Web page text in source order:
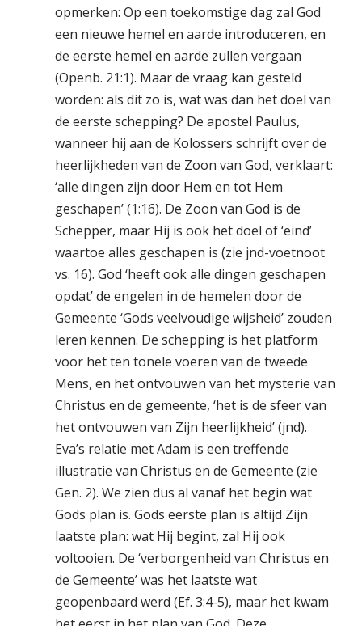
opmerken: Op een toekomstige dag zal God
een nieuwe hemel en aarde introduceren, en
de eerste hemel en aarde zullen vergaan
(Openb. 21:1). Maar de vraag kan gesteld
worden: als dit zo is, wat was dan het doel van
de eerste schepping? De apostel Paulus,
wanneer hij aan de Kolossers schrijft over de
heerlijkheden van de Zoon van God, verklaart:
‘alle dingen zijn door Hem en tot Hem
geschapen’ (1:16). De Zoon van God is de
Schepper, maar Hij is ook het doel of ‘eind’
waartoe alles geschapen is (zie jnd-voetnoot
vs. 16). God ‘heeft ook alle dingen geschapen
opdat’ de engelen in de hemelen door de
Gemeente ‘Gods veelvoudige wijsheid’ zouden
leren kennen. De schepping is het platform
voor het ten tonele voeren van de tweede
Mens, en het ontvouwen van het mysterie van
Christus en de gemeente, ‘het is de sfeer van
het ontvouwen van Zijn heerlijkheid’ (jnd).
Eva’s relatie met Adam is een treffende
illustratie van Christus en de Gemeente (zie
Gen. 2). We zien dus al vanaf het begin wat
Gods plan is. Gods eerste plan is altijd Zijn
laatste plan: wat Hij begint, zal Hij ook
voltooien. De ‘verborgenheid van Christus en
de Gemeente’ was het laatste wat
geopenbaard werd (Ef. 3:4-5), maar het kwam